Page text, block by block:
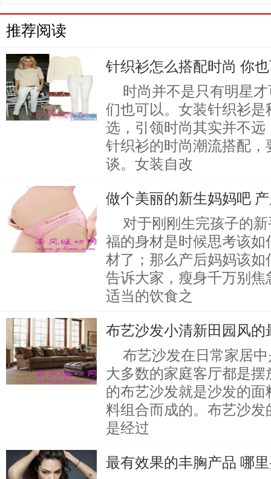
推荐阅读
针织衫怎么搭配时尚 你
时尚并不是只有明星
们也可以。女装针织衫
选，引领时尚其实并不
针织衫的时尚潮流搭配，
谈。女装自改
做个美丽的新生妈妈吧
对于刚刚生完孩子的
福的身材是时候思考该
材了；那么产后妈妈该
告诉大家，瘦身千万别
适当的饮食之
布艺沙发小清新田园风的
布艺沙发在日常家居
大多数的家庭客厅都是
的布艺沙发就是沙发的
料组合而成的。布艺沙
是经过
最有效果的丰胸产品 哪